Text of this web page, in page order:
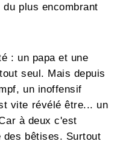
plus encombrant
: un papa et une
seul. Mais depuis
un inoffensif
vite révélé être... un
à deux c'est
des bêtises. Surtout